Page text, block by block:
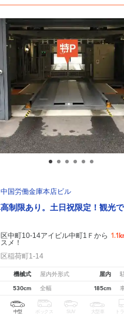
中国労働金庫本店ビル
高制限あり。土日祝限定！観光
中町10-14アイビル中町1Ｆから
メ！
稲荷町1-14
機械式 屋内外形式 屋内
530cm 全幅 185cm
中型 ボックス SUV 大型車 ト